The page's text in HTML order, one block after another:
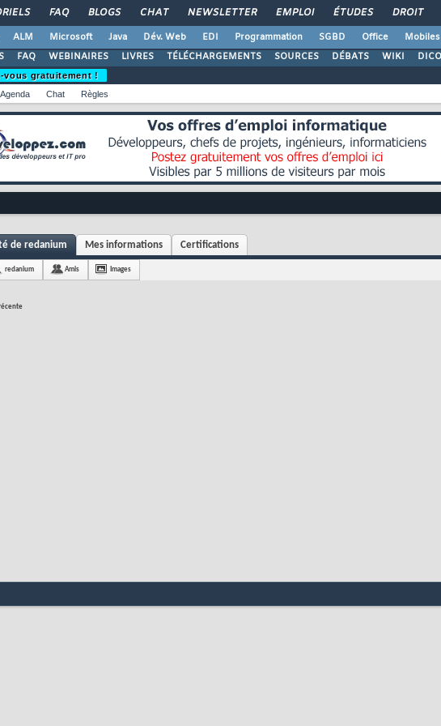
FAQ BLOGS CHAT NEWSLETTER EMPLOI ÉTUDES DROIT
ALM Microsoft Java Dév. Web EDI Programmation SGBD Office Mobiles
FAQ WEBINAIRES LIVRES TÉLÉCHARGEMENTS SOURCES DÉBATS WIKI DICO
vous gratuitement !
Agenda Chat Règles
de redanium Mes informations Certifications
redanium Amis Images